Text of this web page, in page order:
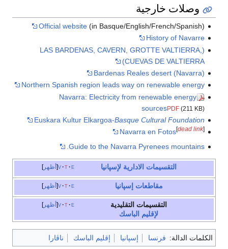
وصلات خارجية
Official website(in Basque/English/French/Spanish)
History of Navarre
(LAS BARDENAS, CAVERN, GROTTE VALTIERRA,
CUEVAS DE VALTIERRA)
Bardenas Reales desert (Navarra)
Northern Spanish region leads way on renewable energy
Navarra: Electricity from renewable energy
sourcesPDF(211 KB)
Euskara Kultur Elkargoa-Basque Cultural Foundation
Navarra en Fotos[dead link]
Guide to the Navarra Pyrenees mountains.
أظهر v t e التقسيمات الادارية لإسپانيا
أظهر v t e مقاطعات إسپانيا
أظهر v t e
التقسيمات التقليدية
لإقليم الباسك
الكلمات الدالة: فرنسا إسپانيا إقليم الباسك ناڤارا